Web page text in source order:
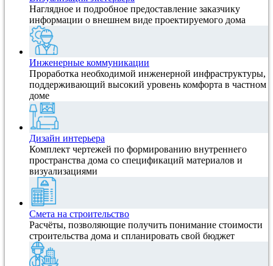
Наглядное и подробное предоставление заказчику
информации о внешнем виде проектируемого дома
Инженерные коммуникации
Проработка необходимой инженерной инфраструктуры,
поддерживающий высокий уровень комфорта в частном
доме
Дизайн интерьера
Комплект чертежей по формированию внутреннего
пространства дома со спецификаций материалов и
визуализациями
Смета на строительство
Расчёты, позволяющие получить понимание стоимости
строительства дома и спланировать свой бюджет